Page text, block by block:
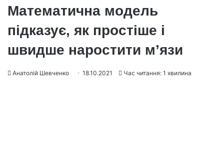
Математична модель
підказує, як простіше і
швидше наростити м’язи
Анатолій Шевченко 18.10.2021 Час читання: 1 хвилина